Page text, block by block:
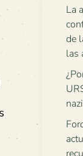
La
de
las